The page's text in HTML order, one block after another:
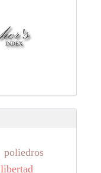
libertad
poliedros